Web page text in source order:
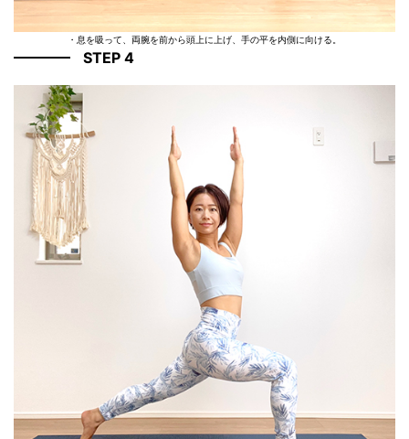
・息を吸って、両腕を前から頭上に上げ、手の平を内側に向ける。
STEP 4